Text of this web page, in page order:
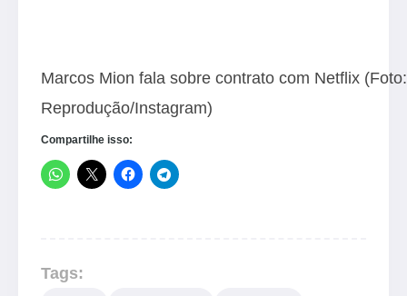
Marcos Mion fala sobre contrato com Netflix (Foto:
Reprodução/Instagram)
Compartilhe isso:
Tags: